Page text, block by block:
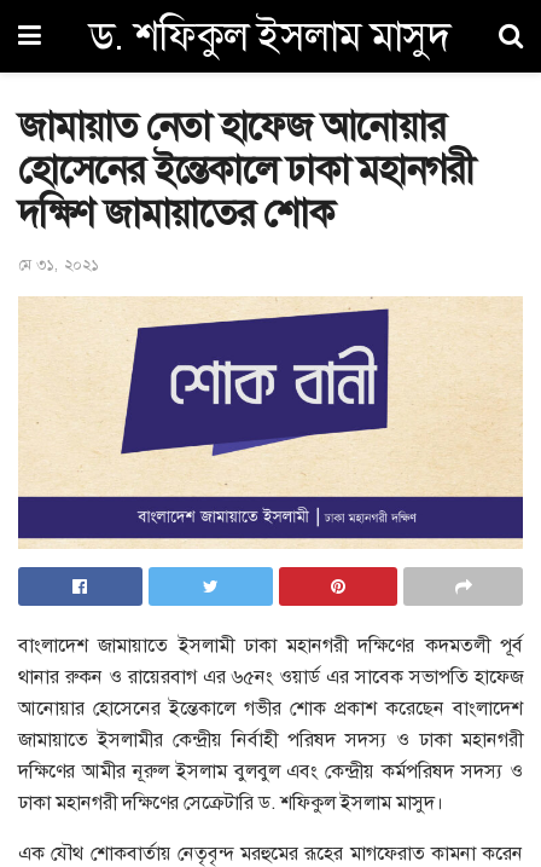
ড. শফিকুল ইসলাম মাসুদ
জামায়াত নেতা হাফেজ আনোয়ার
হোসেনের ইন্তেকালে ঢাকা মহানগরী
দক্ষিণ জামায়াতের শোক
মে ৩১, ২০২১
বাংলাদেশ জামায়াতে ইসলামী ঢাকা মহানগরী দক্ষিণের কদমতলী পূর্ব
থানার রুকন ও রায়েরবাগ এর ৬৫নং ওয়ার্ড এর সাবেক সভাপতি হাফেজ
আনোয়ার হোসেনের ইন্তেকালে গভীর শোক প্রকাশ করেছেন বাংলাদেশ
জামায়াতে ইসলামীর কেন্দ্রীয় নির্বাহী পরিষদ সদস্য ও ঢাকা মহানগরী
দক্ষিণের আমীর নূরুল ইসলাম বুলবুল এবং কেন্দ্রীয় কর্মপরিষদ সদস্য ও
ঢাকা মহানগরী দক্ষিণের সেক্রেটারি ড. শফিকুল ইসলাম মাসুদ।
এক যৌথ শোকবার্তায় নেতৃবৃন্দ মরহুমের রূহের মাগফেরাত কামনা করেন